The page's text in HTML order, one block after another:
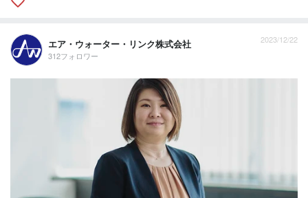
エア・ウォーター・リンク株式会社
312フォロワー
2023/12/22